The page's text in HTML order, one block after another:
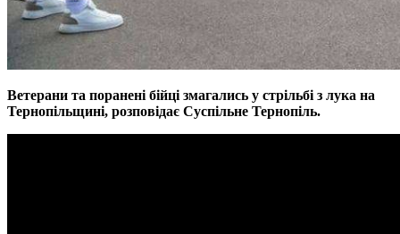
Ветерани та поранені бійці змагались у стрільбі з лука на
Тернопільщині, розповідає Суспільне Тернопіль.